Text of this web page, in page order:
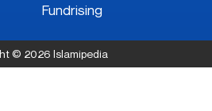
Fundrising
© 2026 Islamipedia